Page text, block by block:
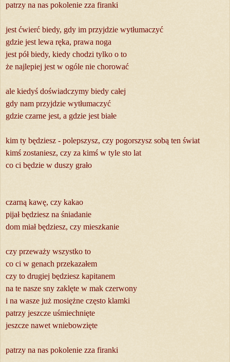
patrzy na nas pokolenie zza firanki
jest ćwierć biedy, gdy im przyjdzie wytłumaczyć
gdzie jest lewa ręka, prawa noga
jest pół biedy, kiedy chodzi tylko o to
że najlepiej jest w ogóle nie chorować
ale kiedyś doświadczymy biedy całej
gdy nam przyjdzie wytłumaczyć
gdzie czarne jest, a gdzie jest białe
kim ty będziesz - polepszysz, czy pogorszysz sobą ten świat
kimś zostaniesz, czy za kimś w tyle sto lat
co ci będzie w duszy grało
czarną kawę, czy kakao
pijał będziesz na śniadanie
dom miał będziesz, czy mieszkanie
czy przeważy wszystko to
co ci w genach przekazałem
czy to drugiej będziesz kapitanem
na te nasze sny zaklęte w mak czerwony
i na wasze już mosiężne często klamki
patrzy jeszcze uśmiechnięte
jeszcze nawet wniebowzięte
patrzy na nas pokolenie zza firanki